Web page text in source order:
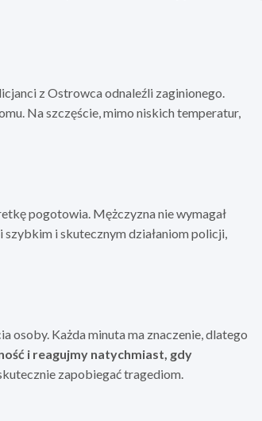
z Ostrowca odnaleźli zaginionego.
Na szczęście, mimo niskich temperatur,
pogotowia. Mężczyzna nie wymagał
i skutecznym działaniom policji,
osoby. Każda minuta ma znaczenie, dlatego
i reagujmy natychmiast, gdy
zapobiegać tragediom.